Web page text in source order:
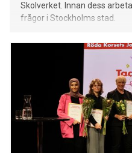
Skolverket. Innan dess
frågor i Stockholms stad.